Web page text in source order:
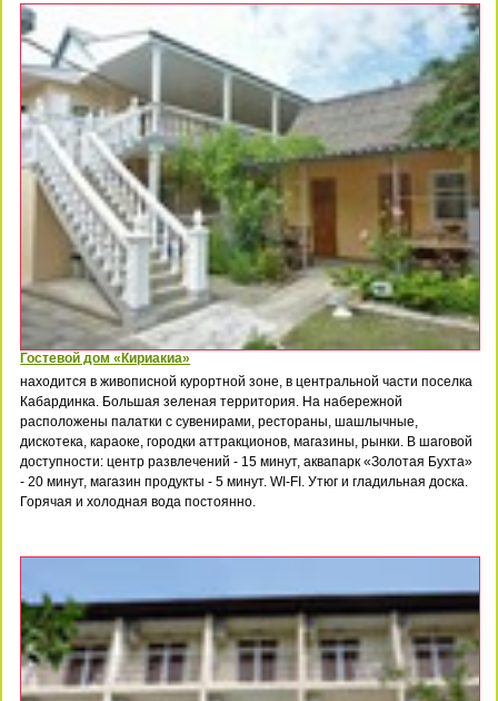
Гостевой дом «Кириакиа»
находится в живописной курортной зоне, в центральной части поселка
Кабардинка. Большая зеленая территория. На набережной
расположены палатки с сувенирами, рестораны, шашлычные,
дискотека, караоке, городки аттракционов, магазины, рынки. В шаговой
доступности: центр развлечений - 15 минут, аквапарк «Золотая Бухта»
- 20 минут, магазин продукты - 5 минут. WI-FI. Утюг и гладильная доска.
Горячая и холодная вода постоянно.